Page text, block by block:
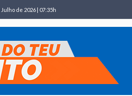
de 2026 | 07:35h